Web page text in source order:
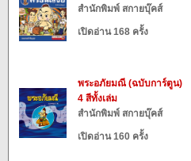
สำนักพิมพ์ สกายบุ๊คส์
เปิดอ่าน 168 ครั้ง
พระอภัยมณี (ฉบับการ์ตูน)
4 สีทั้งเล่ม
สำนักพิมพ์ สกายบุ๊คส์
เปิดอ่าน 160 ครั้ง